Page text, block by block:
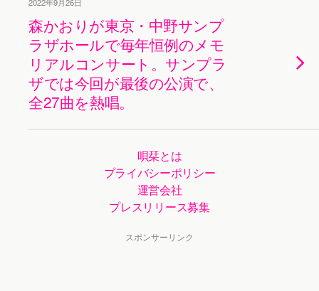
森かおりが東京・中野サンプ
ラザホールで毎年恒例のメモ
リアルコンサート。サンプラ
ザでは今回が最後の公演で、
全27曲を熱唱。
唄栞とは
プライバシーポリシー
運営会社
プレスリリース募集
スポンサーリンク